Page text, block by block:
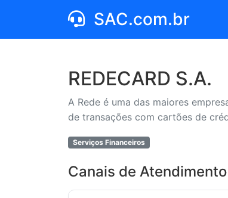
SAC.com.br
REDECARD S.A.
A Rede é uma das maiores
de transações com cartões de
Serviços Financeiros
Canais de Atendimento